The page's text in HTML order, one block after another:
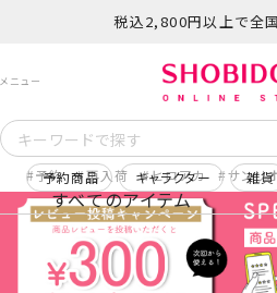
税込2,800円以上で全
予約 再入荷 ヒロアカ サンリ
すべてのアイテム
予約商品 キャラクター 雑貨